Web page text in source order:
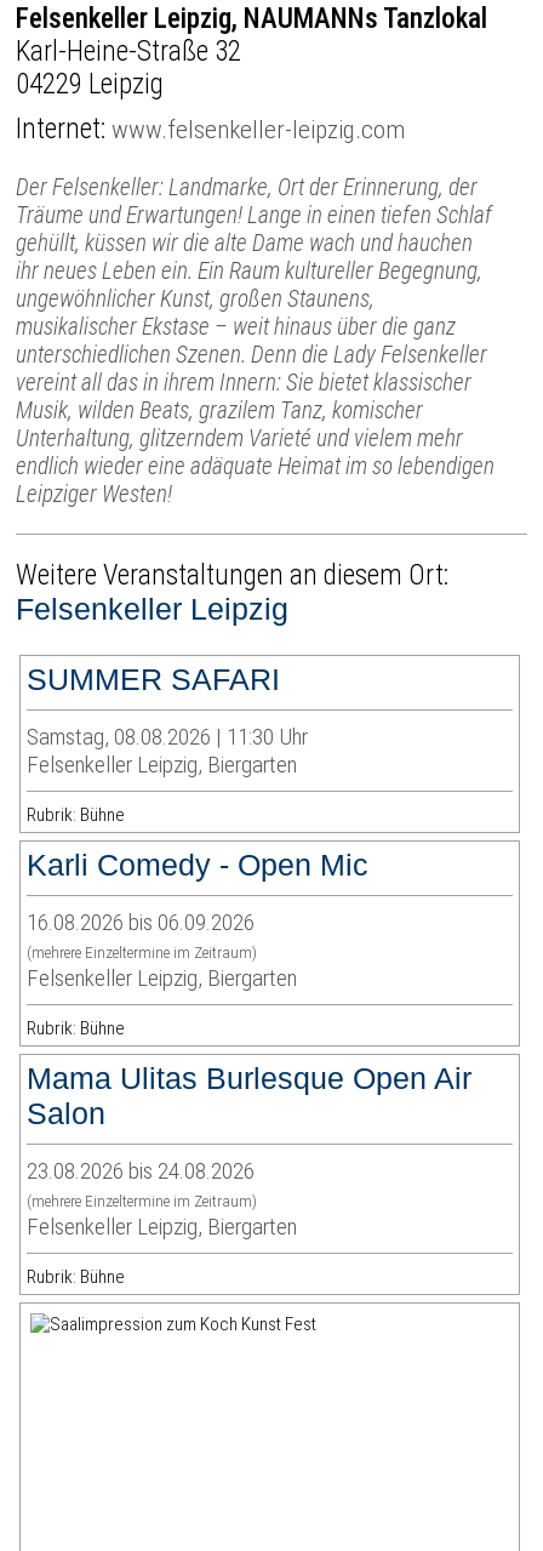
Felsenkeller Leipzig, NAUMANNs Tanzlokal
Karl-Heine-Straße 32
04229 Leipzig
Internet:www.felsenkeller-leipzig.com
Der Felsenkeller: Landmarke, Ort der Erinnerung, der
Träume und Erwartungen! Lange in einen tiefen Schlaf
gehüllt, küssen wir die alte Dame wach und hauchen
ihr neues Leben ein. Ein Raum kultureller Begegnung,
ungewöhnlicher Kunst, großen Staunens,
musikalischer Ekstase – weit hinaus über die ganz
unterschiedlichen Szenen. Denn die Lady Felsenkeller
vereint all das in ihrem Innern: Sie bietet klassischer
Musik, wilden Beats, grazilem Tanz, komischer
Unterhaltung, glitzerndem Varieté und vielem mehr
endlich wieder eine adäquate Heimat im so lebendigen
Leipziger Westen!
Weitere Veranstaltungen an diesem Ort:
Felsenkeller Leipzig
SUMMER SAFARI
Samstag, 08.08.2026 | 11:30 Uhr
Felsenkeller Leipzig, Biergarten
Rubrik: Bühne
Karli Comedy - Open Mic
16.08.2026 bis 06.09.2026
(mehrere Einzeltermine im Zeitraum)
Felsenkeller Leipzig, Biergarten
Rubrik: Bühne
Mama Ulitas Burlesque Open Air
Salon
23.08.2026 bis 24.08.2026
(mehrere Einzeltermine im Zeitraum)
Felsenkeller Leipzig, Biergarten
Rubrik: Bühne